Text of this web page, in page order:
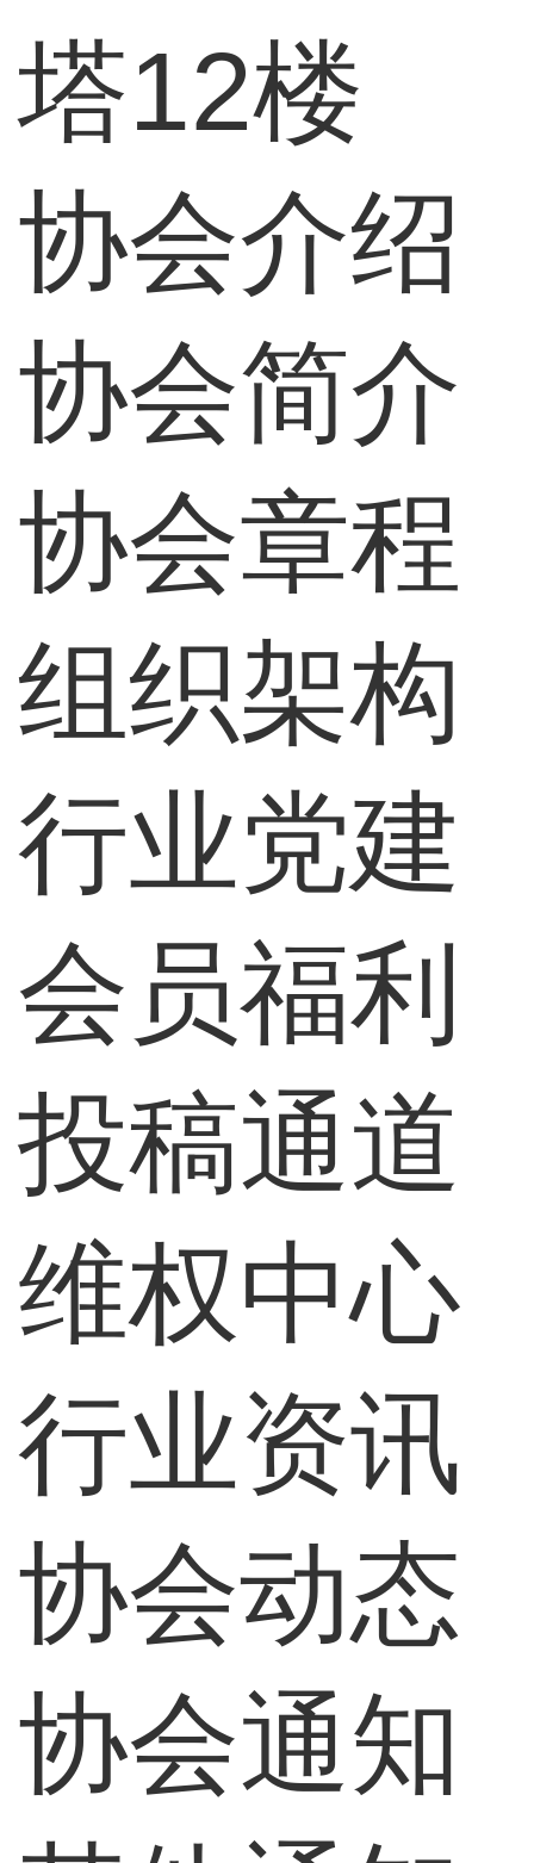
塔12楼
协会介绍
协会简介
协会章程
组织架构
行业党建
会员福利
投稿通道
维权中心
行业资讯
协会动态
协会通知